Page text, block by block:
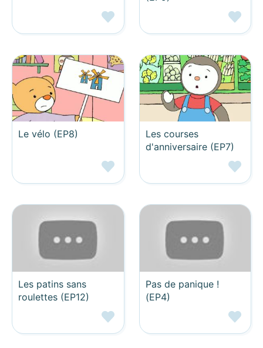
Le vélo (EP8)
Les courses
d'anniversaire (EP7)
Les patins sans
roulettes (EP12)
Pas de panique !
(EP4)